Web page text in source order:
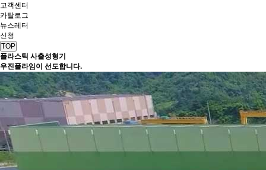
고객센터
카탈로그
뉴스레터
신청
TOP
플라스틱 사출성형기
우진플라임이 선도합니다.